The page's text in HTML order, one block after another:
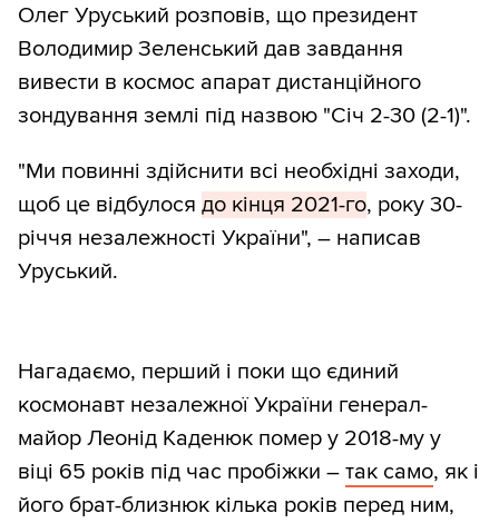
Олег Уруський розповів, що президент
Володимир Зеленський дав завдання
вивести в космос апарат дистанційного
зондування землі під назвою "Січ 2-30 (2-1)".
"Ми повинні здійснити всі необхідні заходи,
щоб це відбулося до кінця 2021-го, року 30-
річчя незалежності України", – написав
Уруський.
Нагадаємо, перший і поки що єдиний
космонавт незалежної України генерал-
майор Леонід Каденюк помер у 2018-му у
віці 65 років під час пробіжки – так само, як і
його брат-близнюк кілька років перед ним,